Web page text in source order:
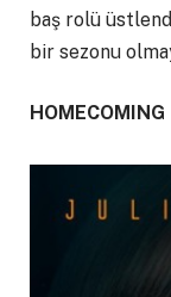
baş rolü
bir sezonu
HOMECOMING